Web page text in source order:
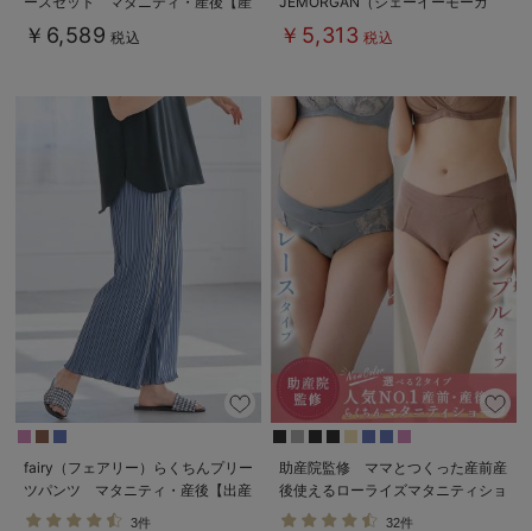
後も長く着れる】
Rosemadame（ローズマダム）
￥6,589 税込
ン） ギフト マタニティ・産後
【出産後も長く使える】
￥5,313 税込
fairy（フェアリー）らくちんプリー
ツパンツ マタニティ・産後【出産
後も長く使える】
3件
助産院監修 ママとつくった産前産
後使えるローライズマタニティショ
ーツ
32件